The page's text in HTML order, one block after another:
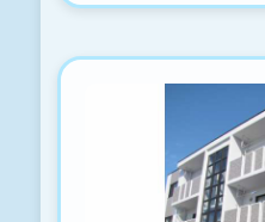
2026-06-14
貸事務所・貸店舗
は不可です。）
駐車場2台無料（
3台目以降は1台
内見可能です